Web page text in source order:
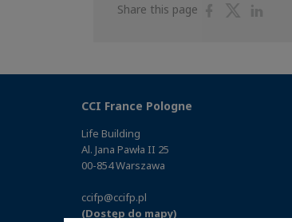
Share this page
ShareShare
CCI France Pologne
Life Building
Al. Jana Pawła II 25
00-854 Warszawa
ccifp@ccifp.pl
(Dostęp do mapy)